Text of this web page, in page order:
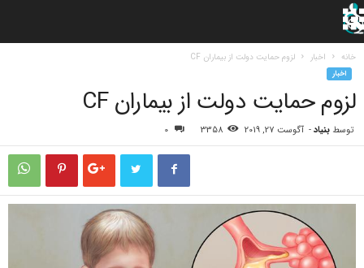
خانه اخبار لزوم حمایت دولت از بیماران CF
اخبار
لزوم حمایت دولت از بیماران CF
توسط بنیاد- آگوست 27, 2019 3358
0